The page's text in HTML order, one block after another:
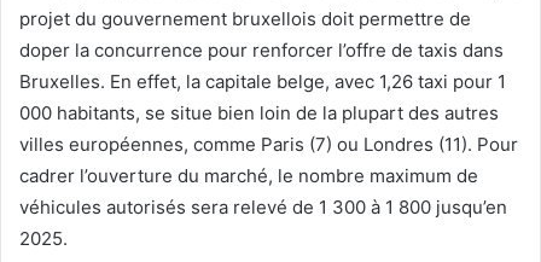
projet du gouvernement bruxellois doit permettre de
doper la concurrence pour renforcer l’offre de taxis dans
Bruxelles. En effet, la capitale belge, avec 1,26 taxi pour 1
000 habitants, se situe bien loin de la plupart des autres
villes européennes, comme Paris (7) ou Londres (11). Pour
cadrer l’ouverture du marché, le nombre maximum de
véhicules autorisés sera relevé de 1 300 à 1 800 jusqu’en
2025.